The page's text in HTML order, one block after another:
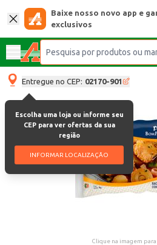
Baixe nosso novo app e
exclusivos
Entregue no CEP: 02170-901
Escolha uma loja ou informe seu
CEP para ver ofertas da sua
região
INFORMAR LOCALIZAÇÃO
Clique na imagem